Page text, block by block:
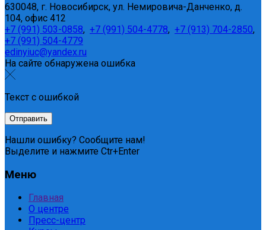
630048, г. Новосибирск, ул. Немировича-Данченко, д.
104, офис 412
+7 (991) 503-0858, +7 (991) 504-4778, +7 (913) 704-2850,
+7 (991) 504-4779
edinyiuc@yandex.ru
На сайте обнаружена ошибка
Текст с ошибкой
Нашли ошибку? Сообщите нам!
Выделите и нажмите Ctr+Enter
Меню
Главная
О центре
Пресс-центр